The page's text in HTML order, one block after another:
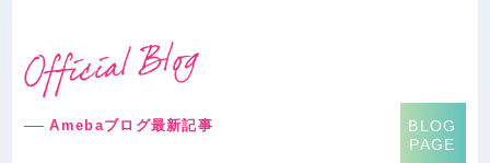
Amebaブログ最新記事
BLOG
PAGE